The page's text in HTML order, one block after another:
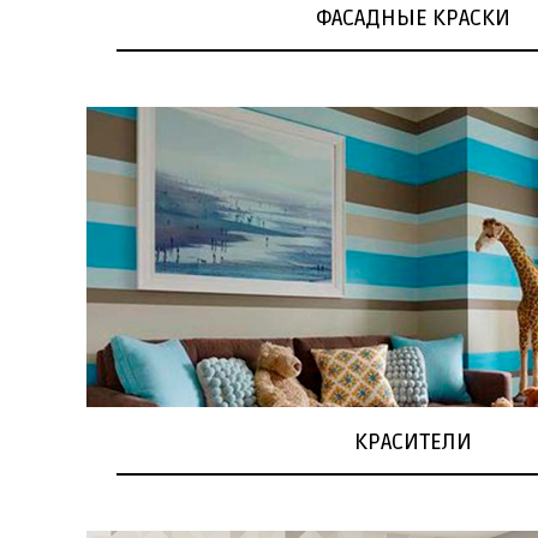
ФАСАДНЫЕ КРАСКИ
КРАСИТЕЛИ